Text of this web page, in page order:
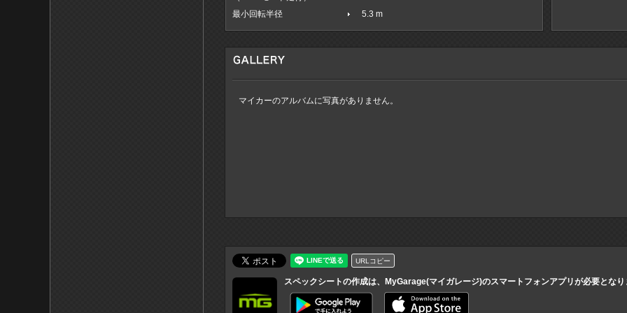
最小回転半径
5.3 m
マイカーのアルバムに写真がありません。
URLコピー
スペックシートの作成は、MyGarage(マイガレージ)のスマートフォンアプリが必要となり